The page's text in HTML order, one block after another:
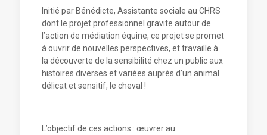
Initié par Bénédicte, Assistante sociale au CHRS
dont le projet professionnel gravite autour de
l’action de médiation équine, ce projet se promet
à ouvrir de nouvelles perspectives, et travaille à
la découverte de la sensibilité chez un public aux
histoires diverses et variées auprès d’un animal
délicat et sensitif, le cheval !
L’objectif de ces actions : œuvrer au